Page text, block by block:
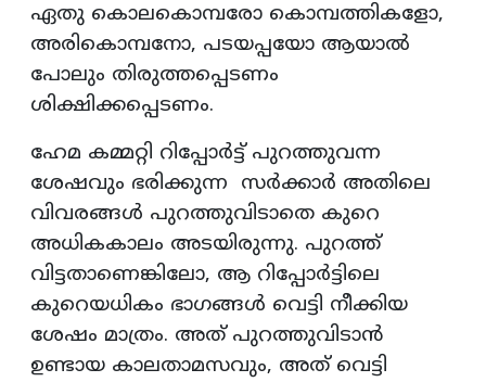
ഏതു കൊലകൊമ്പരോ കൊമ്പത്തികളോ,
അരികൊമ്പനോ, പടയപ്പയോ ആയാൽ
പോലും തിരുത്തപ്പെടണം
ശിക്ഷിക്കപ്പെടണം.
ഹേമ കമ്മറ്റി റിപ്പോർട്ട് പുറത്തുവന്ന
ശേഷവും ഭരിക്കുന്ന സർക്കാർ അതിലെ
വിവരങ്ങൾ പുറത്തുവിടാതെ കുറെ
അധികകാലം അടയിരുന്നു. പുറത്ത്
വിട്ടതാണെങ്കിലോ, ആ റിപ്പോർട്ടിലെ
കുറെയധികം ഭാഗങ്ങൾ വെട്ടി നീക്കിയ
ശേഷം മാത്രം. അത് പുറത്തുവിടാൻ
ഉണ്ടായ കാലതാമസവും, അത് വെട്ടി